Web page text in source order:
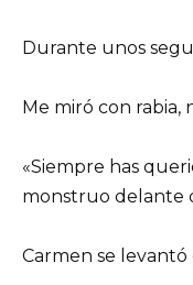
Durante unos
Me miró con rabia,
«Siempre has
monstruo delante
Carmen se levantó